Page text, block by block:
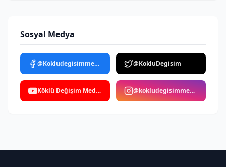
Sosyal Medya
@Kokludegisimmedya @KokluDegisim
Köklü Değişim Medya @kokludegisimmedya